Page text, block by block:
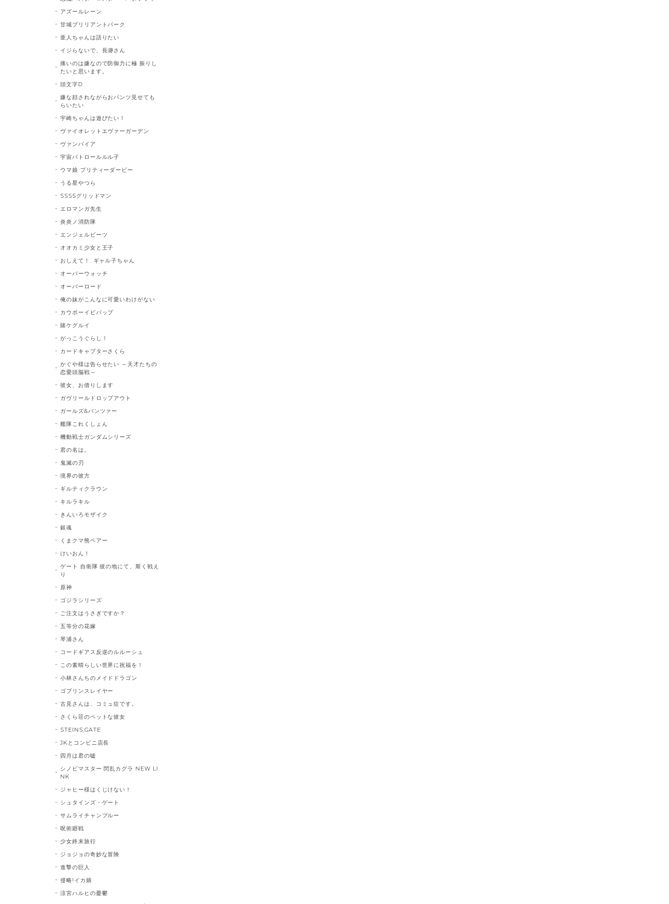
アズールレーン
甘城ブリリアントパーク
亜人ちゃんは語りたい
イジらないで、長瀞さん
痛いのは嫌なので防御力に極 振りし
たいと思います。
頭文字D
嫌な顔されながらおパンツ見せても
らいたい
宇崎ちゃんは遊びたい！
ヴァイオレットエヴァーガーデン
ヴァンパイア
宇宙パトロールルル子
ウマ娘 プリティーダービー
うる星やつら
SSSSグリッドマン
エロマンガ先生
炎炎ノ消防隊
エンジェルビーツ
オオカミ少女と王子
おしえて！. ギャル子ちゃん
オーバーウォッチ
オーバーロード
俺の妹がこんなに可愛いわけがない
カウボーイビバップ
賭ケグルイ
がっこうぐらし！
カードキャプターさくら
かぐや様は告らせたい ～天才たちの
恋愛頭脳戦～
彼女、お借りします
ガヴリールドロップアウト
ガールズ&パンツァー
艦隊これくしょん
機動戦士ガンダムシリーズ
君の名は。
鬼滅の刃
境界の彼方
ギルティクラウン
キルラキル
きんいろモザイク
銀魂
くまクマ熊ベアー
けいおん！
ゲート 自衛隊 彼の地にて、斯く戦え
り
原神
ゴジラシリーズ
ご注文はうさぎですか？
五等分の花嫁
琴浦さん
コードギアス反逆のルルーシュ
この素晴らしい世界に祝福を！
小林さんちのメイドドラゴン
ゴブリンスレイヤー
古見さんは、コミュ症です。
さくら荘のペットな彼女
STEINS;GATE
JKとコンビニ店長
四月は君の嘘
シノビマスター 閃乱カグラ NEW LI
NK
ジャヒー様はくじけない！
シュタインズ・ゲート
サムライチャンプルー
呪術廻戦
少女終末旅行
ジョジョの奇妙な冒険
進撃の巨人
侵略!イカ娘
涼宮ハルヒの憂鬱